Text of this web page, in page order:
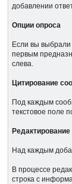
добавлении
Опции опроса
Если вы выбрали
первым
слева.
Цитирование
Под каждым
текстовое поле
Над каждым
В процессе
строка с